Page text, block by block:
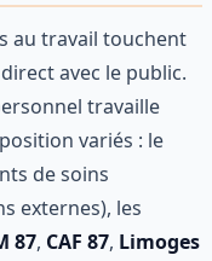
au travail touchent
avec le public.
travaille
variés : le
de soins
externes), les
87, CAF 87, Limoges